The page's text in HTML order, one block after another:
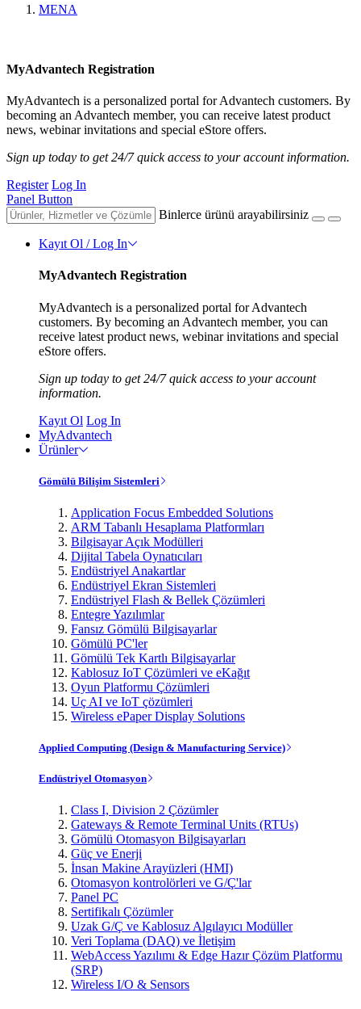
MENA
MyAdvantech Registration
MyAdvantech is a personalized portal for Advantech customers. By
becoming an Advantech member, you can receive latest product
news, webinar invitations and special eStore offers.
Sign up today to get 24/7 quick access to your account information.
Register Log In
Panel Button
Binlerce ürünü arayabilirsiniz
Kayıt Ol / Log In
MyAdvantech Registration
MyAdvantech is a personalized portal for Advantech
customers. By becoming an Advantech member, you can
receive latest product news, webinar invitations and special
eStore offers.
Sign up today to get 24/7 quick access to your account
information.
Kayıt Ol Log In
MyAdvantech
Ürünler
Gömülü Bilişim Sistemleri
Application Focus Embedded Solutions
ARM Tabanlı Hesaplama Platformları
Bilgisayar Açık Modülleri
Dijital Tabela Oynatıcıları
Endüstriyel Anakartlar
Endüstriyel Ekran Sistemleri
Endüstriyel Flash & Bellek Çözümleri
Entegre Yazılımlar
Fansız Gömülü Bilgisayarlar
Gömülü PC'ler
Gömülü Tek Kartlı Bilgisayarlar
Kablosuz IoT Çözümleri ve eKağıt
Oyun Platformu Çözümleri
Uç AI ve IoT çözümleri
Wireless ePaper Display Solutions
Applied Computing (Design & Manufacturing Service)
Endüstriyel Otomasyon
Class I, Division 2 Çözümler
Gateways & Remote Terminal Units (RTUs)
Gömülü Otomasyon Bilgisayarları
Güç ve Enerji
İnsan Makine Arayüzleri (HMI)
Otomasyon kontrolörleri ve G/Ç'lar
Panel PC
Sertifikalı Çözümler
Uzak G/Ç ve Kablosuz Algılayıcı Modüller
Veri Toplama (DAQ) ve İletişim
WebAccess Yazılımı & Edge Hazır Çözüm Platformu
(SRP)
Wireless I/O & Sensors